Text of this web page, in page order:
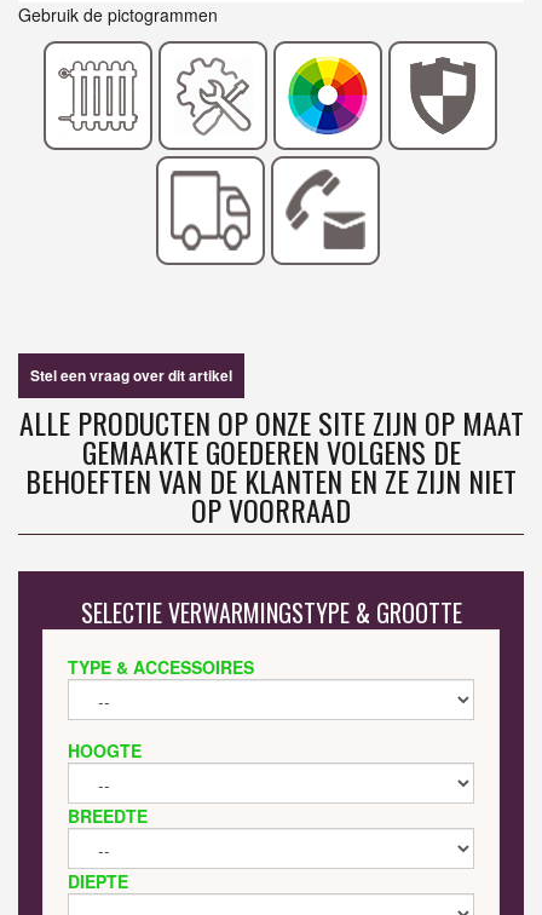
Gebruik de pictogrammen
Stel een vraag over dit artikel
ALLE PRODUCTEN OP ONZE SITE ZIJN OP MAAT
GEMAAKTE GOEDEREN VOLGENS DE
BEHOEFTEN VAN DE KLANTEN EN ZE ZIJN NIET
OP VOORRAAD
SELECTIE VERWARMINGSTYPE & GROOTTE
TYPE & ACCESSOIRES
HOOGTE
BREEDTE
DIEPTE